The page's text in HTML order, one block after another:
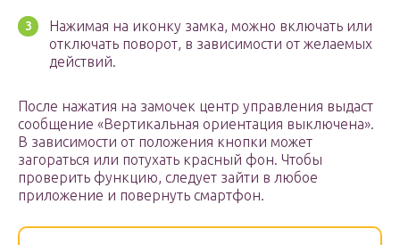
Нажимая на иконку замка, можно включать или
отключать поворот, в зависимости от желаемых
действий.
После нажатия на замочек центр управления выдаст
сообщение «Вертикальная ориентация выключена».
В зависимости от положения кнопки может
загораться или потухать красный фон. Чтобы
проверить функцию, следует зайти в любое
приложение и повернуть смартфон.